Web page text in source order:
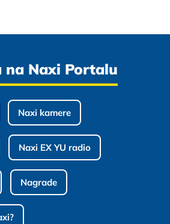
na Naxi Portalu
Naxi kamere
Naxi EX YU radio
Nagrade